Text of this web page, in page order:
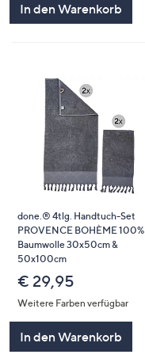
In den Warenkorb
done.® 4tlg. Handtuch-Set
PROVENCE BOHÈME 100%
Baumwolle 30x50cm &
50x100cm
€ 29,95
Weitere Farben verfügbar
In den Warenkorb